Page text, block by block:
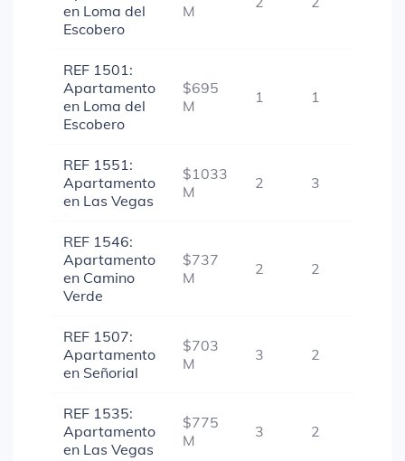
en Loma del
Escobero
M
REF 1501:
Apartamento
en Loma del
Escobero
$695
M
1 1
REF 1551:
Apartamento
en Las Vegas
$1033
M
2 3
REF 1546:
Apartamento
en Camino
Verde
$737
M
2 2
REF 1507:
Apartamento
en Señorial
$703
M
3 2
REF 1535:
Apartamento
en Las Vegas
$775
M
3 2